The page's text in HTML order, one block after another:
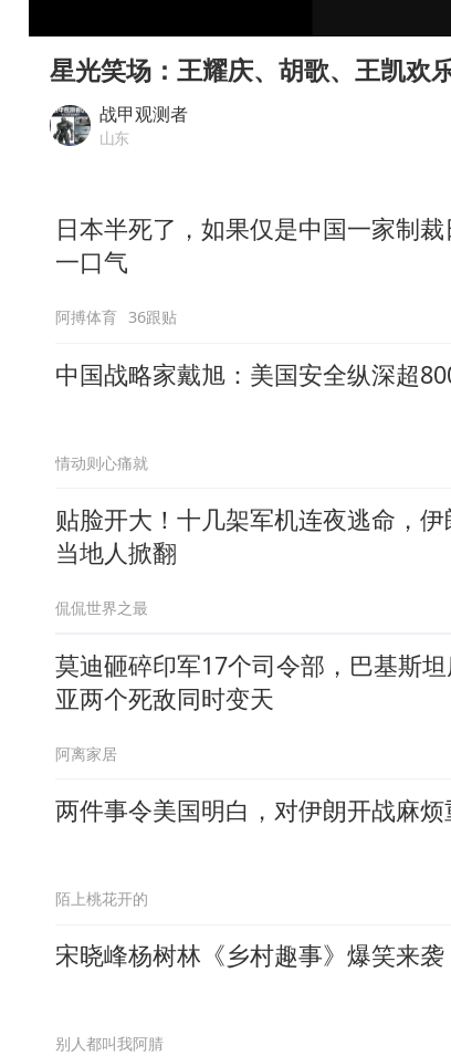
秋天的第一杯奶茶到底有
国防部：中国军队坚决反
胡彦斌获《歌手2026》歌
星光笑场：王耀庆、胡歌、王凯欢
战甲观测者
山东
日本半死了，如果仅是中国一家制
一口气
阿搏体育 36跟贴
中国战略家戴旭：美国安全纵深超
情动则心痛就
贴脸开大！十几架军机连夜逃命，
当地人掀翻
侃侃世界之最
莫迪砸碎印军17个司令部，巴基斯
亚两个死敌同时变天
阿离家居
两件事令美国明白，对伊朗开战麻烦
陌上桃花开的
宋晓峰杨树林《乡村趣事》爆笑来
别人都叫我阿腈